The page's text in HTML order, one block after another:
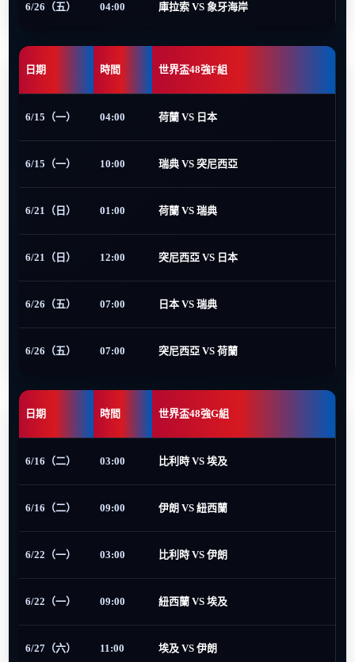
6/26（五） 04:00 庫拉索 VS 象牙海岸
日期 時間 世界盃48強F組
6/15（一） 04:00 荷蘭 VS 日本
6/15（一） 10:00 瑞典 VS 突尼西亞
6/21（日） 01:00 荷蘭 VS 瑞典
6/21（日） 12:00 突尼西亞 VS 日本
6/26（五） 07:00 日本 VS 瑞典
6/26（五） 07:00 突尼西亞 VS 荷蘭
日期 時間 世界盃48強G組
6/16（二） 03:00 比利時 VS 埃及
6/16（二） 09:00 伊朗 VS 紐西蘭
6/22（一） 03:00 比利時 VS 伊朗
6/22（一） 09:00 紐西蘭 VS 埃及
6/27（六） 11:00 埃及 VS 伊朗